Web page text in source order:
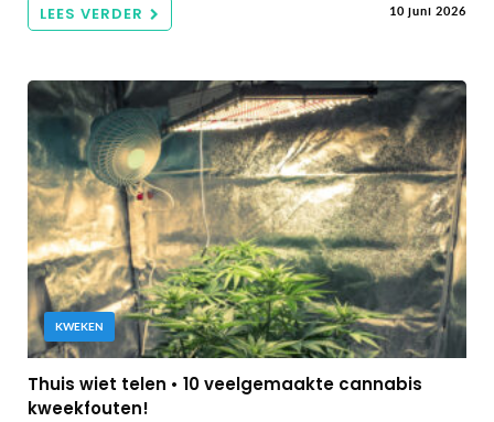
LEES VERDER 10 juni 2026
KWEKEN
Thuis wiet telen • 10 veelgemaakte cannabis
kweekfouten!